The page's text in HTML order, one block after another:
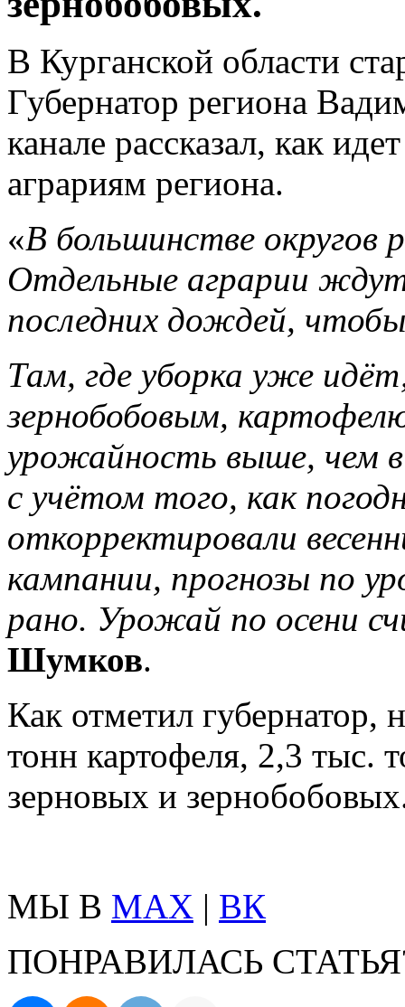
В Курганской области
Губернатор региона
канале рассказал, как
аграриям региона.
«В большинстве округов
Отдельные аграрии
последних дождей,
Там, где уборка уже
зернобобовым,
урожайность выше, чем
с учётом того, как
откорректировали
кампании, прогнозы по
рано. Урожай по осени
Шумков.
Как отметил губернатор,
тонн картофеля, 2,3 тыс.
зерновых и
МЫ В MAX | ВК
ПОНРАВИЛАСЬ